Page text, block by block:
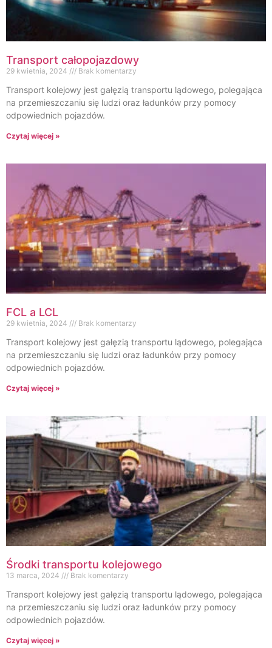
Transport całopojazdowy
29 kwietnia, 2024 Brak komentarzy
Transport kolejowy jest gałęzią transportu lądowego, polegająca
na przemieszczaniu się ludzi oraz ładunków przy pomocy
odpowiednich pojazdów.
Czytaj więcej »
FCL a LCL
29 kwietnia, 2024 Brak komentarzy
Transport kolejowy jest gałęzią transportu lądowego, polegająca
na przemieszczaniu się ludzi oraz ładunków przy pomocy
odpowiednich pojazdów.
Czytaj więcej »
Środki transportu kolejowego
13 marca, 2024 Brak komentarzy
Transport kolejowy jest gałęzią transportu lądowego, polegająca
na przemieszczaniu się ludzi oraz ładunków przy pomocy
odpowiednich pojazdów.
Czytaj więcej »